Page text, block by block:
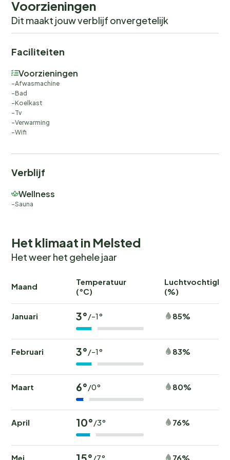
Voorzieningen
Dit maakt jouw verblijf onvergetelijk
Faciliteiten
Voorzieningen
Afwasmachine
Bad
Koelkast
Tv
Verwarming
Wifi
Verblijf
Wellness
Sauna
Het klimaat in Melsted
Het weer het gehele jaar
Maand
Temperatuur
(°C)
(%)
Januari 3°/-1° 85%
Februari 3°/-1° 83%
Maart 6°/0° 80%
April 10°/3° 76%
Mei /7° 76%